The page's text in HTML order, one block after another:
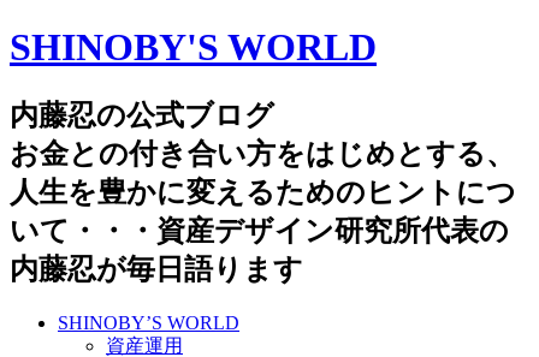
SHINOBY'S WORLD
内藤忍の公式ブログ
お金との付き合い方をはじめとする、
人生を豊かに変えるためのヒントにつ
いて・・・資産デザイン研究所代表の
内藤忍が毎日語ります
SHINOBY’S WORLD
資産運用